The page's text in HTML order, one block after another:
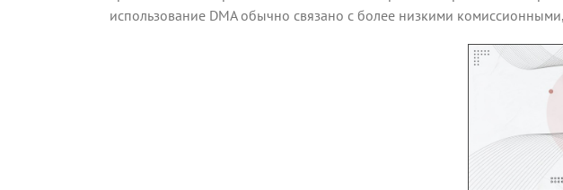
использование DMA обычно связано с более низкими